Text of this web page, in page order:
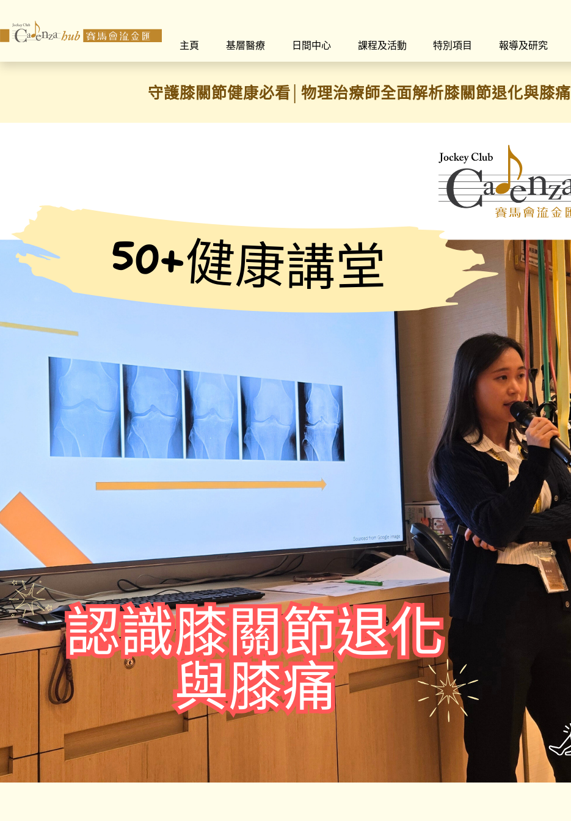
主頁
基層醫療 日間中心 課程及活動 特別項目 報導及研究
守護膝關節健康必看│物理治療師全面解析膝關節退化與膝痛